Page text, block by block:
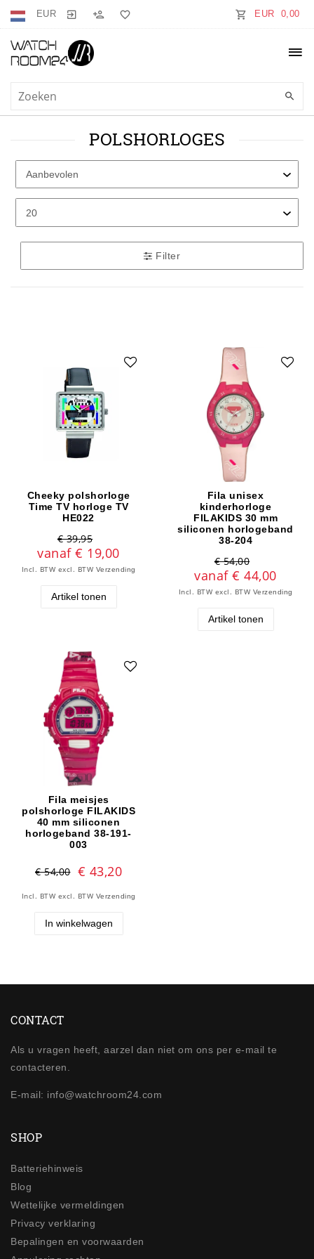
EUR EUR 0,00
POLSHORLOGES
Filter
Cheeky polshorloge
Time TV horloge TV
HE022
€ 39,95
vanaf € 19,00
Incl. BTW excl. BTW Verzending
Artikel tonen
Fila unisex
kinderhorloge
FILAKIDS 30 mm
siliconen horlogeband
38-204
€ 54,00
vanaf € 44,00
Incl. BTW excl. BTW Verzending
Artikel tonen
Fila meisjes
polshorloge FILAKIDS
40 mm siliconen
horlogeband 38-191-
003
€ 54,00 € 43,20
Incl. BTW excl. BTW Verzending
In winkelwagen
CONTACT
Als u vragen heeft, aarzel dan niet om ons per e-mail te
contacteren.
E-mail: info@watchroom24.com
SHOP
Batteriehinweis
Blog
Wettelijke vermeldingen
Privacy verklaring
Bepalingen en voorwaarden